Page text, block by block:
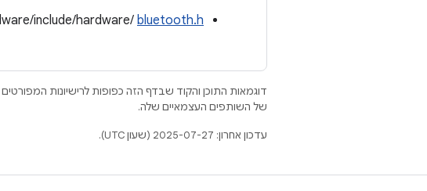
include/hardware/ bluetooth.h
דוגמאות התוכן והקוד שבדף הזה כפופות לרישיונות
של השותפים העצמאיים שלה.
עדכון אחרון: 2025-07-27 (שעון UTC).